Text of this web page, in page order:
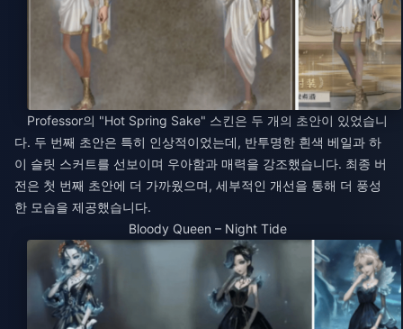
Professor의 "Hot Spring Sake" 스킨은 두 개의 초안이 있었습니
다. 두 번째 초안은 특히 인상적이었는데, 반투명한 흰색 베일과 하
이 슬릿 스커트를 선보이며 우아함과 매력을 강조했습니다. 최종 버
전은 첫 번째 초안에 더 가까웠으며, 세부적인 개선을 통해 더 풍성
한 모습을 제공했습니다.
Bloody Queen – Night Tide